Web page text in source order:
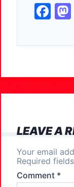
F
c
b
o
k
LEAVE A
Your email
Required
Comment *